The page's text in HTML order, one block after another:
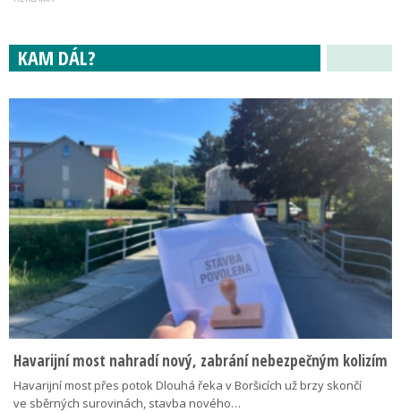
KAM DÁL?
Havarijní most nahradí nový, zabrání nebezpečným kolizím
Havarijní most přes potok Dlouhá řeka v Boršicích už brzy skončí
ve sběrných surovinách, stavba nového…